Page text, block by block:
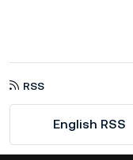
RSS
English RSS